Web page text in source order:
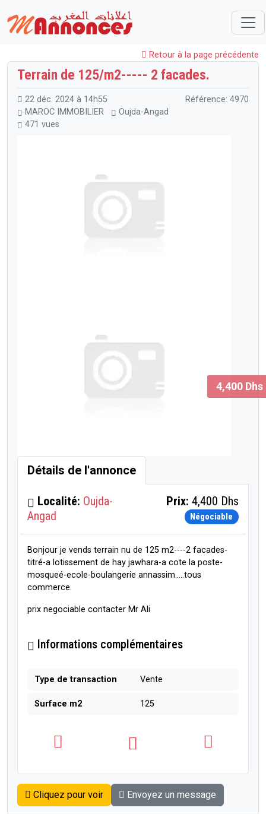
Maroc MAROC IMMOBILIER
Terrain de 125/m2----- 2 facades.
Retour à la page précédente
Terrain de 125/m2----- 2 facades.
22 déc. 2024 à 14h55
MAROC IMMOBILIER
Oujda-Angad
471 vues
Référence: 4970
4,400 Dhs
Détails de l'annonce
Localité: Oujda-
Angad
Prix: 4,400 Dhs
Négociable
Bonjour je vends terrain nu de 125 m2----2 facades-
titré-a lotissement de hay jawhara-a cote la poste-
mosqueé-ecole-boulangerie annassim.....tous
commerce.
prix negociable contacter Mr Ali
Informations complémentaires
Type de transaction Vente
Surface m2 125
Cliquez pour voir Envoyez un message